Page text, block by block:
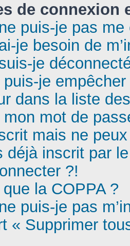
de connexion
puis-je pas
je besoin de
je
je
dans la liste
mon mot de
mais ne
déjà inscrit par
?!
que la COPPA ?
puis-je pas
« Supprimer